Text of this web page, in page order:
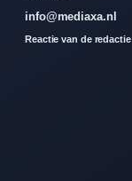
info@mediaxa.nl
Reactie van de